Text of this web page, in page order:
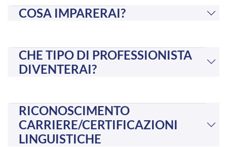
COSA IMPARERAI?
CHE TIPO DI PROFESSIONISTA
DIVENTERAI?
RICONOSCIMENTO
CARRIERE/CERTIFICAZIONI
LINGUISTICHE